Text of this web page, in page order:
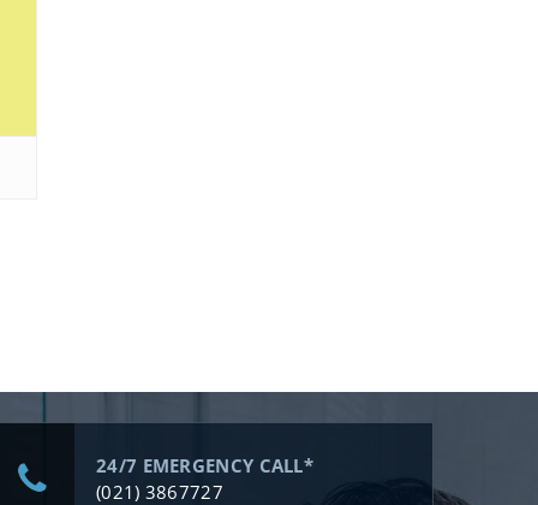
24/7 EMERGENCY CALL*
(021) 3867727